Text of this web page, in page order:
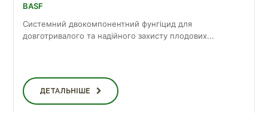
BASF
Системний двокомпонентний фунгіцид для
довготривалого та надійного захисту плодових...
ДЕТАЛЬНІШЕ